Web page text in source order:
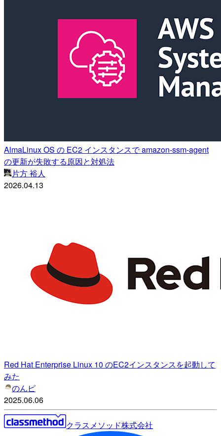
AlmaLinux OS の EC2 インスタンスで amazon-ssm-agent
の更新が失敗する原因と対処法
片方 裕人
2026.04.13
Red Hat Enterprise Linux 10 のEC2インスタンスを起動して
みた
のんピ
2025.06.06
クラスメソッド株式会社